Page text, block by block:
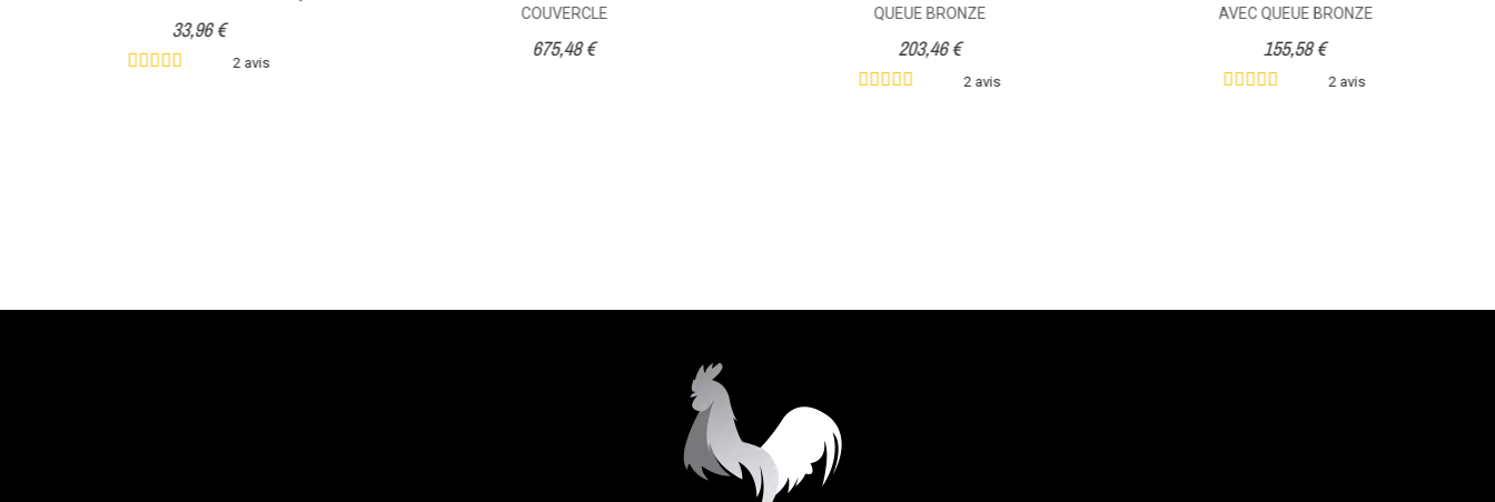
Ean13
2 avis
33,96 €
COUVERCLE
675,48 €
QUEUE BRONZE
2 avis
203,46 €
AVEC QUEUE BRONZE
2 avis
155,58 €